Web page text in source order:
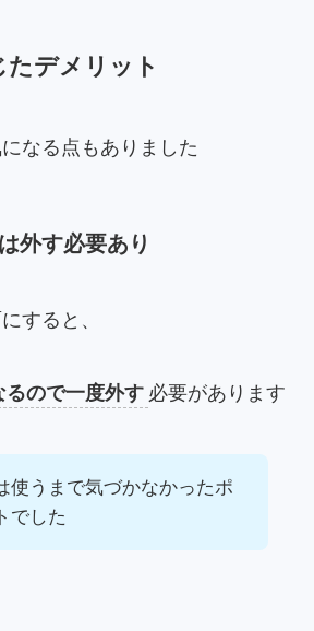
デメリット
なる点もありました
外す必要あり
すると、
ので一度外す 必要があります
使うまで気づかなかったポ
でした